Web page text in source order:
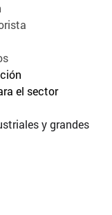
el sector
y grandes